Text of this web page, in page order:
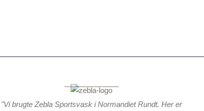
"Vi brugte Zebla Sportsvask i Normandiet Rundt. Her er